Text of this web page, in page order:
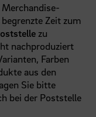
Zeit zum
zu
nachproduziert
Farben
aus den
Sie bitte
bei der Poststelle